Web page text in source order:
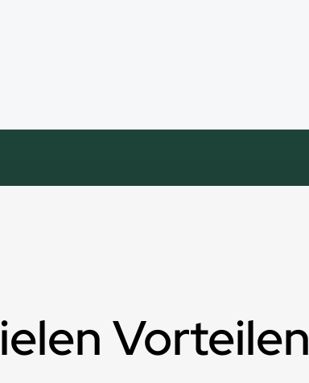
Vorteilen